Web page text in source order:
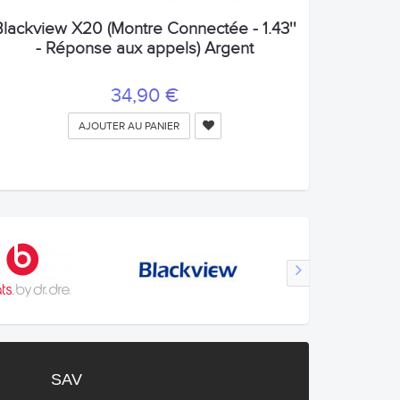
X20 (Montre Connectée - 1.43''
- Réponse aux appels) Argent
34,90 €
AJOUTER AU PANIER
SAV